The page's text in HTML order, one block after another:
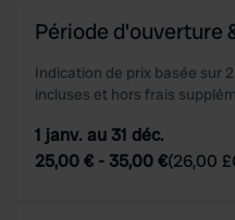
Période d'ouverture
Indication de prix basée sur
incluses et hors frais
1 janv. au 31 déc.
25,00 € - 35,00 €(26,00